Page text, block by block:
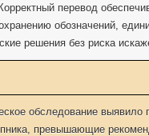
перевод
обозначений,
решения без риска
обследование
превышающие